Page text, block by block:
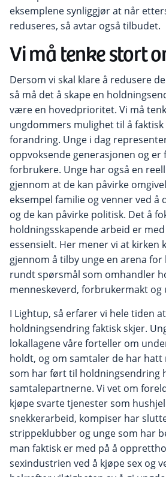
eksemplene synliggjør at når
reduseres, så avtar også tilbudet.
Vi må tenke stort
Dersom vi skal klare å redusere
så må det å skape en
være en hovedprioritet. Vi må
ungdommers mulighet til å faktisk
forandring. Unge i dag
oppvoksende generasjonen og er
forbrukere. Unge har også en
gjennom at de kan påvirke
eksempel familie og venner ved å
og de kan påvirke politisk. Det å
holdningsskapende arbeid er
essensielt. Her mener vi at kirken
gjennom å tilby unge en arena
rundt spørsmål som omhandler
menneskeverd, forbrukermakt og
I Lightup, så erfarer vi hele tiden
holdningsendring faktisk skjer.
lokallagene våre forteller om
holdt, og om samtaler de har hatt
som har ført til holdningsendring
samtalepartnerne. Vi vet om
kjøpe svarte tjenester som
snekkerarbeid, kompiser har
strippeklubber og unge som har
man faktisk er med på å
sexindustrien ved å kjøpe sex og